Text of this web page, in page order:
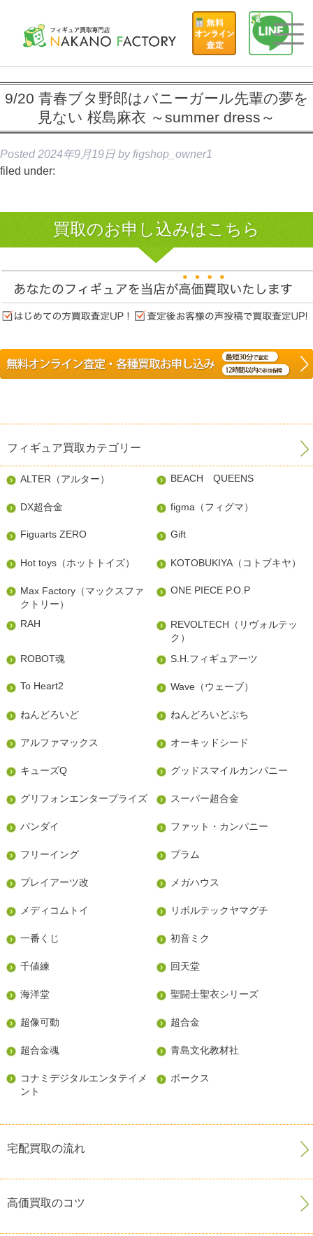
9/20 青春ブタ野郎はバニーガール先輩の夢を
見ない 桜島麻衣 ～summer dress～
Posted 2024年9月19日 by figshop_owner1
filed under:
買取のお申し込みはこちら
フィギュア買取カテゴリー
ALTER（アルター） BEACH QUEENS
DX超合金 figma（フィグマ）
Figuarts ZERO Gift
Hot toys（ホットトイズ） KOTOBUKIYA（コトブキヤ）
Max Factory（マックスファ
クトリー）
ONE PIECE P.O.P
RAH
REVOLTECH（リヴォルテッ
ク）
ROBOT魂
S.H.フィギュアーツ
To Heart2 Wave（ウェーブ）
ねんどろいど ねんどろいどぷち
アルファマックス オーキッドシード
キューズQ グッドスマイルカンパニー
グリフォンエンタープライズ スーパー超合金
バンダイ ファット・カンパニー
フリーイング プラム
プレイアーツ改 メガハウス
メディコムトイ リボルテックヤマグチ
一番くじ 初音ミク
千値練 回天堂
海洋堂 聖闘士聖衣シリーズ
超像可動 超合金
超合金魂 青島文化教材社
コナミデジタルエンタテイメ
ント
ボークス
宅配買取の流れ
高価買取のコツ